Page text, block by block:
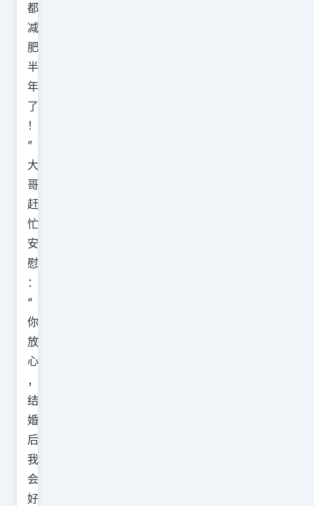
都
减
肥
半
年
了
！
”
大
哥
赶
忙
安
慰
：
“
你
放
心
，
结
婚
后
我
会
好